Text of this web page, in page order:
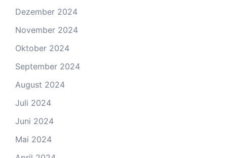
Dezember 2024
November 2024
Oktober 2024
September 2024
August 2024
Juli 2024
Juni 2024
Mai 2024